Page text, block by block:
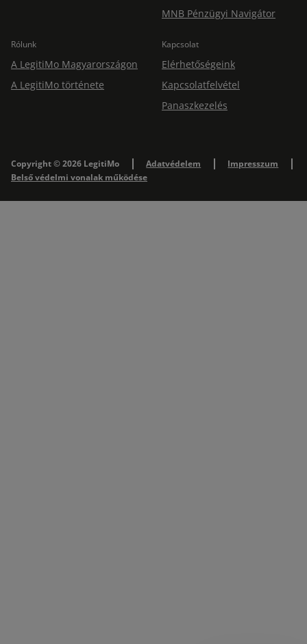
MNB Pénzügyi Navigátor
Rólunk
A LegitiMo Magyarországon
A LegitiMo története
Kapcsolat
Elérhetőségeink
Kapcsolatfelvétel
Panaszkezelés
Copyright © 2026 LegitiMo Adatvédelem
Impresszum
Belső védelmi vonalak működése